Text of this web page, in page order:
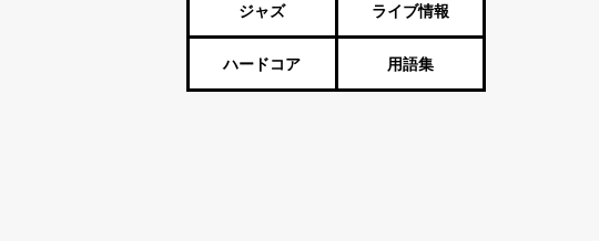
ジャズ ライブ情報
ハードコア 用語集